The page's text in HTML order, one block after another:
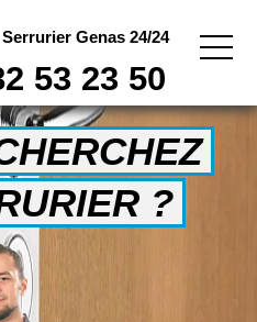
Genas 24/24
53 23 50
?